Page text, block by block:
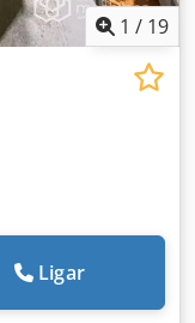
1 / 19
Ligar